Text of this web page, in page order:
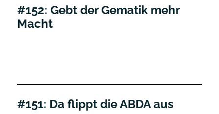
#152: Gebt der Gematik mehr
Macht
#151: Da flippt die ABDA aus